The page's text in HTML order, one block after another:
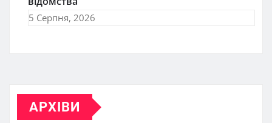
5 Серпня, 2026
АРХІВИ